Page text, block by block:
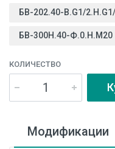
БВ-202.40-В.G1/
БВ-300Н.40-Ф.0.Н.М20
КОЛИЧЕСТВО
Модификации